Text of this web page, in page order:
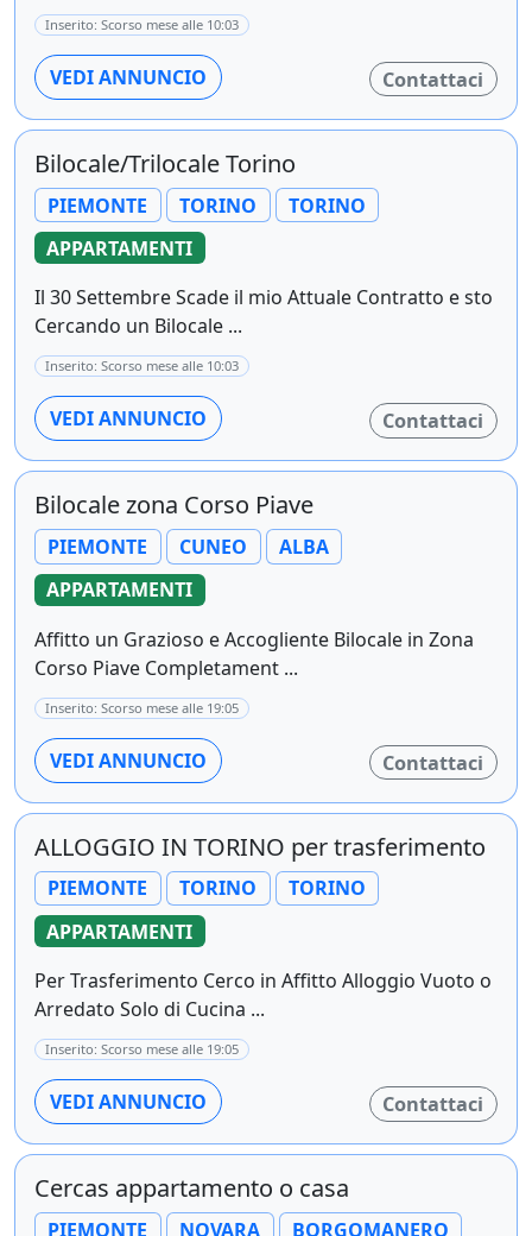
Inserito: Scorso mese alle 10:03
VEDI ANNUNCIO Contattaci
Bilocale/Trilocale Torino
PIEMONTE TORINO
TORINO
APPARTAMENTI
Il 30 Settembre Scade il mio Attuale Contratto e sto
Cercando un Bilocale ...
Inserito: Scorso mese alle 10:03
VEDI ANNUNCIO Contattaci
Bilocale zona Corso Piave
PIEMONTE CUNEO
ALBA
APPARTAMENTI
Affitto un Grazioso e Accogliente Bilocale in Zona
Corso Piave Completament ...
Inserito: Scorso mese alle 19:05
VEDI ANNUNCIO Contattaci
ALLOGGIO IN TORINO per trasferimento
PIEMONTE TORINO
TORINO
APPARTAMENTI
Per Trasferimento Cerco in Affitto Alloggio Vuoto o
Arredato Solo di Cucina ...
Inserito: Scorso mese alle 19:05
VEDI ANNUNCIO Contattaci
Cercas appartamento o casa
PIEMONTE NOVARA BORGOMANERO